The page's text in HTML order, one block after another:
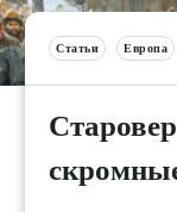
Статьи Европа